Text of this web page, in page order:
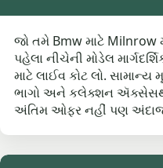
જો તમે Bmw માટે Milnrow
પહેલા નીચેની મોડેલ
માટે લાઈવ કોટ લો.
ભાગો અને કલેક્શન
અંતિમ ઓફર નહીં પણ અંદાજ